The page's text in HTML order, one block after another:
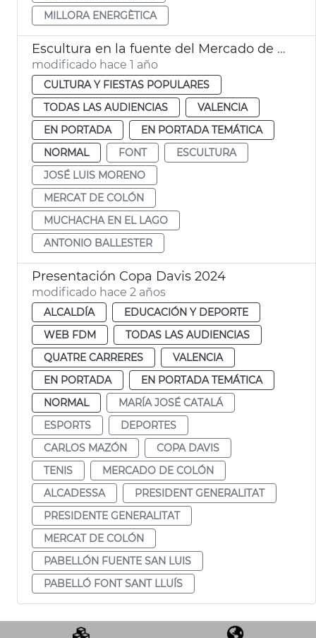
MILLORA ENERGÈTICA
Escultura en la fuente del Mercado de Colón
modificado hace 1 año
CULTURA Y FIESTAS POPULARES
TODAS LAS AUDIENCIAS
VALENCIA
EN PORTADA
EN PORTADA TEMÁTICA
NORMAL
FONT
ESCULTURA
JOSÉ LUIS MORENO
MERCAT DE COLÓN
MUCHACHA EN EL LAGO
ANTONIO BALLESTER
Presentación Copa Davis 2024
modificado hace 2 años
ALCALDÍA
EDUCACIÓN Y DEPORTE
WEB FDM
TODAS LAS AUDIENCIAS
QUATRE CARRERES
VALENCIA
EN PORTADA
EN PORTADA TEMÁTICA
NORMAL
MARÍA JOSÉ CATALÁ
ESPORTS
DEPORTES
CARLOS MAZÓN
COPA DAVIS
TENIS
MERCADO DE COLÓN
ALCADESSA
PRESIDENT GENERALITAT
PRESIDENTE GENERALITAT
MERCAT DE COLÓN
PABELLÓN FUENTE SAN LUIS
PABELLÓ FONT SANT LLUÍS